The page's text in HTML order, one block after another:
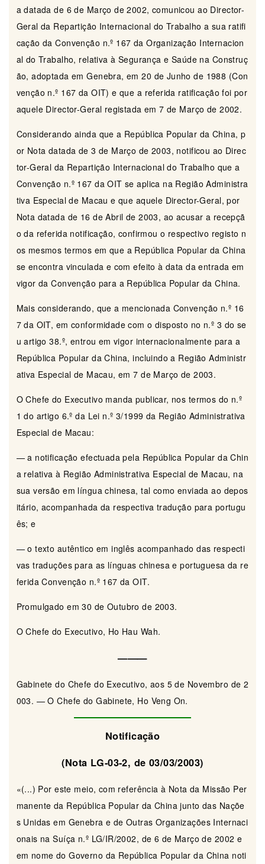
a datada de 6 de Março de 2002, comunicou ao Director-
Geral da Repartição Internacional do Trabalho a sua ratifi
cação da Convenção n.º 167 da Organização Internacion
al do Trabalho, relativa à Segurança e Saúde na Construç
ão, adoptada em Genebra, em 20 de Junho de 1988 (Con
venção n.º 167 da OIT) e que a referida ratificação foi por
aquele Director-Geral registada em 7 de Março de 2002.
Considerando ainda que a República Popular da China, p
or Nota datada de 3 de Março de 2003, notificou ao Direc
tor-Geral da Repartição Internacional do Trabalho que a
Convenção n.º 167 da OIT se aplica na Região Administra
tiva Especial de Macau e que aquele Director-Geral, por
Nota datada de 16 de Abril de 2003, ao acusar a recepçã
o da referida notificação, confirmou o respectivo registo n
os mesmos termos em que a República Popular da China
se encontra vinculada e com efeito à data da entrada em
vigor da Convenção para a República Popular da China.
Mais considerando, que a mencionada Convenção n.º 16
7 da OIT, em conformidade com o disposto no n.º 3 do se
u artigo 38.º, entrou em vigor internacionalmente para a
República Popular da China, incluindo a Região Administr
ativa Especial de Macau, em 7 de Março de 2003.
O Chefe do Executivo manda publicar, nos termos do n.º
1 do artigo 6.º da Lei n.º 3/1999 da Região Administrativa
Especial de Macau:
— a notificação efectuada pela República Popular da Chin
a relativa à Região Administrativa Especial de Macau, na
sua versão em língua chinesa, tal como enviada ao depos
itário, acompanhada da respectiva tradução para portugu
ês; e
— o texto autêntico em inglês acompanhado das respecti
vas traduções para as línguas chinesa e portuguesa da re
ferida Convenção n.º 167 da OIT.
Promulgado em 30 de Outubro de 2003.
O Chefe do Executivo, Ho Hau Wah.
———
Gabinete do Chefe do Executivo, aos 5 de Novembro de 2
003. — O Chefe do Gabinete, Ho Veng On.
Notificação
(Nota LG-03-2, de 03/03/2003)
«(...) Por este meio, com referência à Nota da Missão Per
manente da República Popular da China junto das Naçõe
s Unidas em Genebra e de Outras Organizações Internaci
onais na Suíça n.º LG/IR/2002, de 6 de Março de 2002 e
em nome do Governo da República Popular da China noti